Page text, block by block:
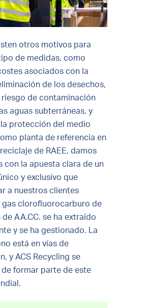
otros motivos para
de medidas, como
asociados con la
de los desechos,
riesgo de contaminación
aguas subterráneas, y
protección del medio
planta de referencia en
de RAEE, damos
con la apuesta clara de un
y exclusivo que
a nuestros clientes
gas clorofluorocarburo de
de AA.CC. se ha extraído
y se ha gestionado. La
está en vías de
y ACS Recycling se
formar parte de este